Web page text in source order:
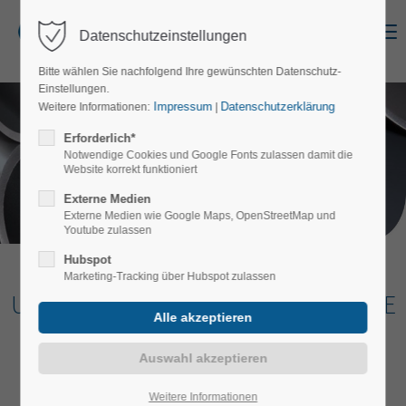
Login
Benutzername
Register|Lost your password?
Alles unter einem Dach.
Schnell. Kompetent. Zuverlässig.
UNSER BESTES PRODUKT IST UNSERE
ZUVERLÄSSIGKEIT.
Datenschutzeinstellungen
Bitte wählen Sie nachfolgend Ihre gewünschten Datenschutz-
Einstellungen.
Weitere Informationen: Impressum Datenschutzerklärung
Erforderlich*
Notwendige Cookies und Google Fonts zulassen damit die
Website korrekt funktioniert
Externe Medien
Externe Medien wie Google Maps, OpenStreetMap und
Youtube zulassen
Hubspot
Marketing-Tracking über Hubspot zulassen
Weitere Informationen